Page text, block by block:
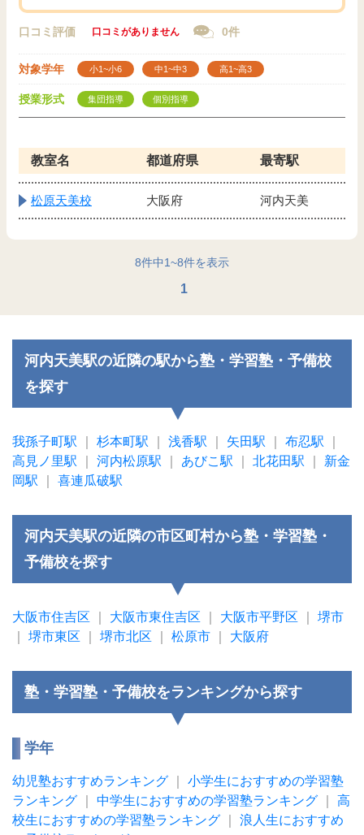
口コミ評価 口コミがありません 0件
対象学年 小1~小6 中1~中3 高1~高3
授業形式 集団指導 個別指導
教室名 都道府県 最寄駅
松原天美校 大阪府 河内天美
8件中1~8件を表示
1
河内天美駅の近隣の駅から塾・学習塾・予備校
を探す
我孫子町駅 杉本町駅 浅香駅 矢田駅 布忍駅
高見ノ里駅
河内松原駅 あびこ駅 北花田駅
新金
岡駅
喜連瓜破駅
河内天美駅の近隣の市区町村から塾・学習塾・
予備校を探す
大阪市住吉区 大阪市東住吉区 大阪市平野区
堺市
堺市東区 堺市北区 松原市 大阪府
塾・学習塾・予備校をランキングから探す
学年
幼児塾おすすめランキング
小学生におすすめの学習塾
ランキング
中学生におすすめの学習塾ランキング
高
校生におすすめの学習塾ランキング
浪人生におすすめ